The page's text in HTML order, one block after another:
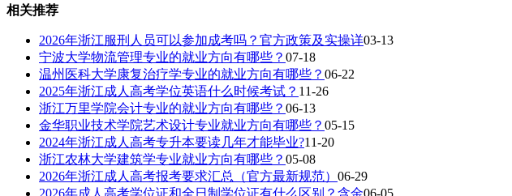
相关推荐
2026年浙江服刑人员可以参加成考吗？官方政策及实操详03-13
宁波大学物流管理专业的就业方向有哪些？ 07-18
温州医科大学康复治疗学专业的就业方向有哪些？ 06-22
2025年浙江成人高考学位英语什么时候考试？ 11-26
浙江万里学院会计专业的就业方向有哪些？ 06-13
金华职业技术学院艺术设计专业就业方向有哪些？ 05-15
2024年浙江成人高考专升本要读几年才能毕业?11-20
浙江农林大学建筑学专业就业方向有哪些？ 05-08
2026年浙江成人高考报考要求汇总（官方最新规范） 06-29
2026年成人高考学位证和全日制学位证有什么区别？含金06-05